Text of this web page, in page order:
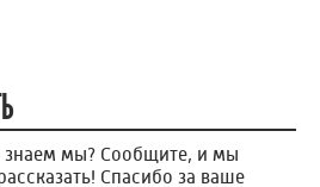
знаем мы? Сообщите, и мы
Спасибо за ваше